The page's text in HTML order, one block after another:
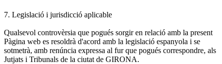
7. Legislació i jurisdicció aplicable
Qualsevol controvèrsia que pogués sorgir en relació amb la present
Pàgina web es resoldrà d'acord amb la legislació espanyola i se
sotmetrà, amb renúncia expressa al fur que pogués correspondre, als
Jutjats i Tribunals de la ciutat de GIRONA.